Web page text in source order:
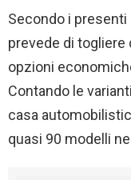
Secondo i presenti
prevede di
opzioni
Contando le
casa
quasi 90 modelli